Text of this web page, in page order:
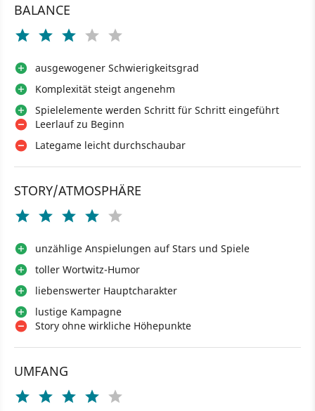
BALANCE
ausgewogener Schwierigkeitsgrad
Komplexität steigt angenehm
Spielelemente werden Schritt für Schritt eingeführt
Leerlauf zu Beginn
Lategame leicht durchschaubar
STORY/ATMOSPHÄRE
unzählige Anspielungen auf Stars und Spiele
toller Wortwitz-Humor
liebenswerter Hauptcharakter
lustige Kampagne
Story ohne wirkliche Höhepunkte
UMFANG